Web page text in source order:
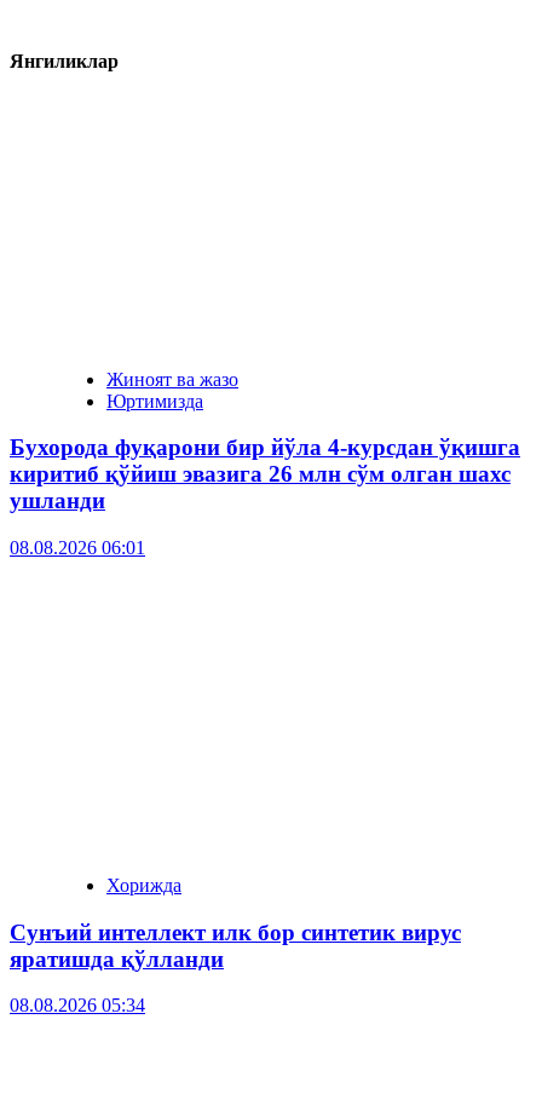
Янгиликлар
Жиноят ва жазо
Юртимизда
Бухорода фуқарони бир йўла 4-курсдан ўқишга
киритиб қўйиш эвазига 26 млн сўм олган шахс
ушланди
08.08.2026 06:01
Хорижда
Сунъий интеллект илк бор синтетик вирус
яратишда қўлланди
08.08.2026 05:34